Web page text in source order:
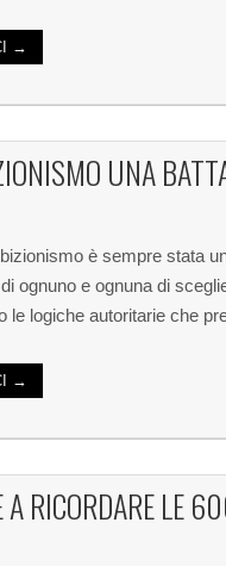
→
UNA
è sempre stata
ognuno e ognuna di
le logiche autoritarie che
→
RICORDARE LE